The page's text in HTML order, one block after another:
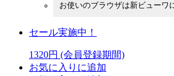
お使いのブラウザは新ビューワ
セール実施中！
1320円 (会員登録期間)
お気に入りに追加